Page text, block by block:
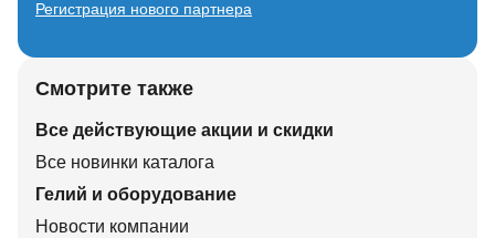
Регистрация нового партнера
Смотрите также
Все действующие акции и скидки
Все новинки каталога
Гелий и оборудование
Новости компании